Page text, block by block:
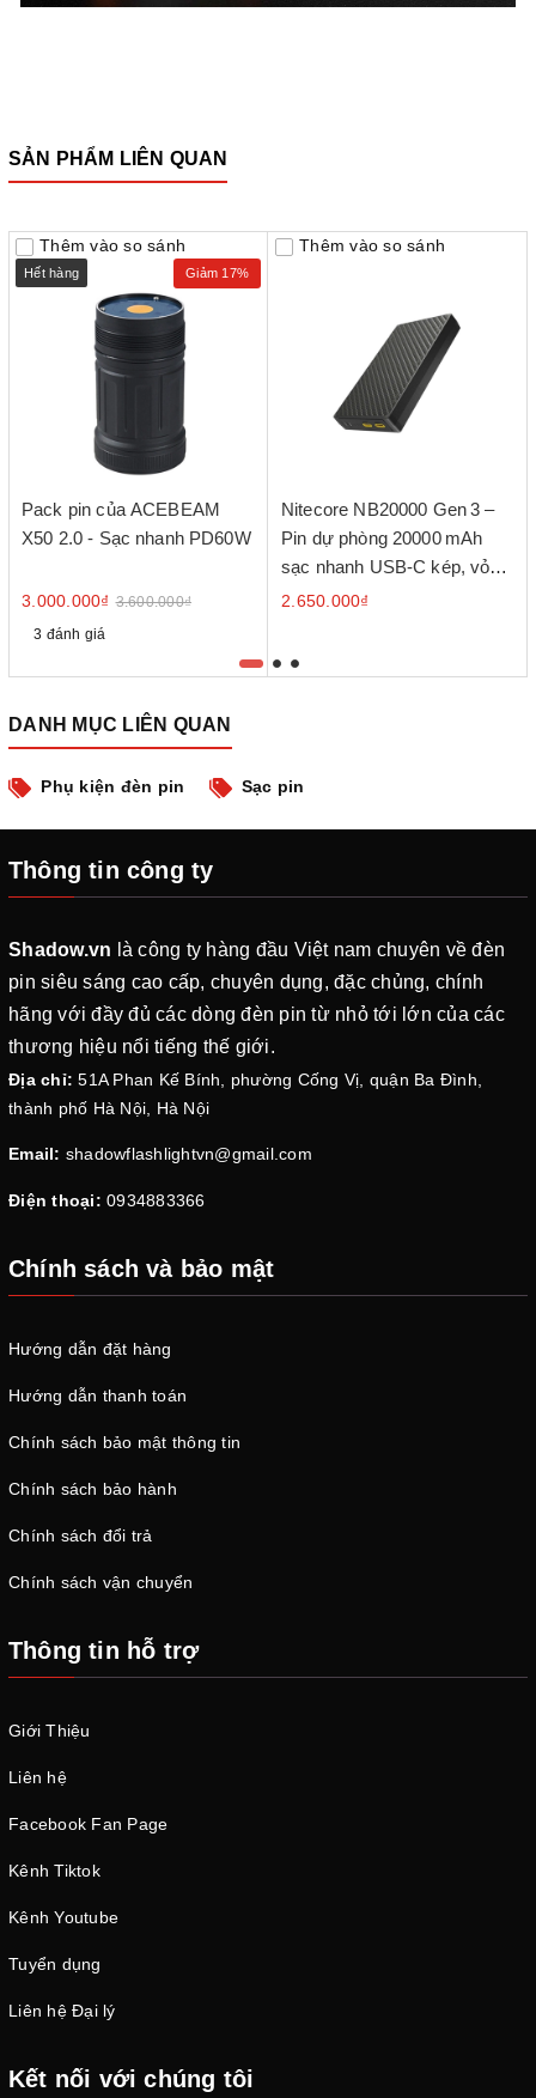
SẢN PHẨM LIÊN QUAN
Thêm vào so sánh
Hết hàng Giảm 17%
Pack pin của ACEBEAM
X50 2.0 - Sạc nhanh PD60W
3.000.000₫ 3.600.000₫
3 đánh giá
Thêm vào so sánh
Nitecore NB20000 Gen 3 –
Pin dự phòng 20000 mAh
sạc nhanh USB‑C kép, vỏ
sợi carbon
2.650.000₫
DANH MỤC LIÊN QUAN
Phụ kiện đèn pin Sạc pin
Thông tin công ty
Shadow.vn là công ty hàng đầu Việt nam chuyên về đèn
pin siêu sáng cao cấp, chuyên dụng, đặc chủng, chính
hãng với đầy đủ các dòng đèn pin từ nhỏ tới lớn của các
thương hiệu nổi tiếng thế giới.
Địa chỉ: 51A Phan Kế Bính, phường Cống Vị, quận Ba Đình,
thành phố Hà Nội, Hà Nội
Email: shadowflashlightvn@gmail.com
Điện thoại: 0934883366
Chính sách và bảo mật
Hướng dẫn đặt hàng
Hướng dẫn thanh toán
Chính sách bảo mật thông tin
Chính sách bảo hành
Chính sách đổi trả
Chính sách vận chuyển
Thông tin hỗ trợ
Giới Thiệu
Liên hệ
Facebook Fan Page
Kênh Tiktok
Kênh Youtube
Tuyển dụng
Liên hệ Đại lý
Kết nối với chúng tôi